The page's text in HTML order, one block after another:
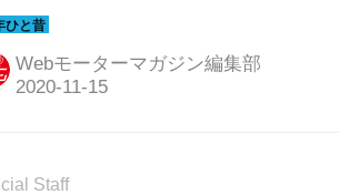
ューモデル試乗記を当時の記事と
で紹介していこう。今回は「ダイ
ブーン ルミナス／トヨタ パッソ
Webモーターマガジン編集部
Staff